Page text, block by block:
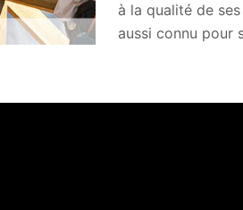
à la qualité de
aussi connu pour